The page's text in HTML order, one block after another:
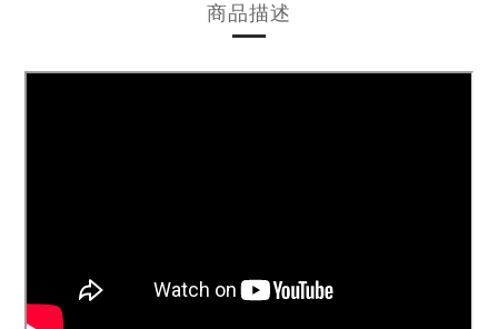
商品描述